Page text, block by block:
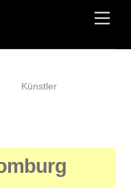
Künstler